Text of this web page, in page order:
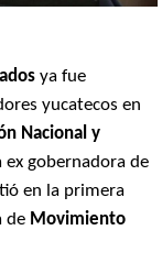
ya fue
yucatecos en
Nacional y
ex gobernadora de
en la primera
de Movimiento